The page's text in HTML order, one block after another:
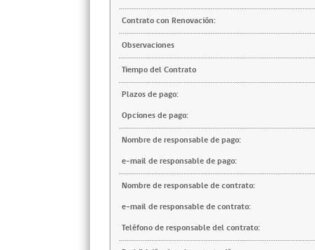
Contrato con Renovación:
Observaciones
Tiempo del Contrato
Plazos de pago:
Opciones de pago:
Nombre de responsable de pago:
e-mail de responsable de pago:
Nombre de responsable de contrato:
e-mail de responsable de contrato:
Teléfono de responsable del contrato: